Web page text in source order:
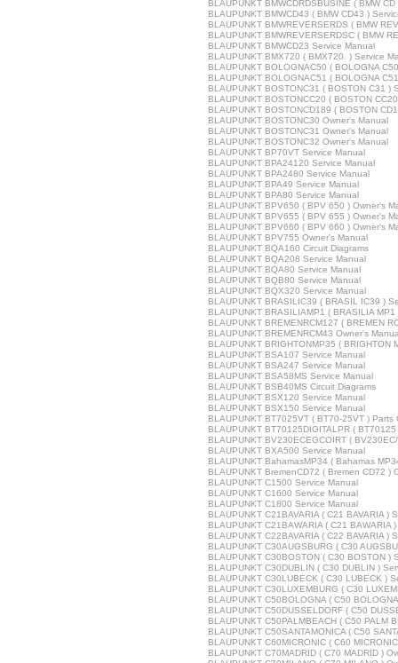
BLAUPUNKT BMWCDRDSBUSINE ( BMW
BLAUPUNKT BMWCD43 ( BMW CD43 )
BLAUPUNKT BMWREVERSERDS ( BMW
BLAUPUNKT BMWREVERSERDSC ( BMW
BLAUPUNKT BMWCD23 Service Manual
BLAUPUNKT BMX720 ( BMX720. ) Service
BLAUPUNKT BOLOGNAC50 ( BOLOGNA
BLAUPUNKT BOLOGNAC51 ( BOLOGNA
BLAUPUNKT BOSTONC31 ( BOSTON C31 )
BLAUPUNKT BOSTONCC20 ( BOSTON
BLAUPUNKT BOSTONCD189 ( BOSTON
BLAUPUNKT BOSTONC30 Owner's Manual
BLAUPUNKT BOSTONC31 Owner's Manual
BLAUPUNKT BOSTONC32 Owner's Manual
BLAUPUNKT BP70VT Service Manual
BLAUPUNKT BPA24120 Service Manual
BLAUPUNKT BPA2480 Service Manual
BLAUPUNKT BPA49 Service Manual
BLAUPUNKT BPA80 Service Manual
BLAUPUNKT BPV650 ( BPV 650 ) Owner's
BLAUPUNKT BPV655 ( BPV 655 ) Owner's
BLAUPUNKT BPV660 ( BPV 660 ) Owner's
BLAUPUNKT BPV755 Owner's Manual
BLAUPUNKT BQA160 Circuit Diagrams
BLAUPUNKT BQA208 Service Manual
BLAUPUNKT BQA80 Service Manual
BLAUPUNKT BQB80 Service Manual
BLAUPUNKT BQX320 Service Manual
BLAUPUNKT BRASILIC39 ( BRASIL IC39 )
BLAUPUNKT BRASILIAMP1 ( BRASILIA
BLAUPUNKT BREMENRCM127 ( BREMEN
BLAUPUNKT BREMENRCM43 Owner's
BLAUPUNKT BRIGHTONMP35 ( BRIGHTON
BLAUPUNKT BSA107 Service Manual
BLAUPUNKT BSA247 Service Manual
BLAUPUNKT BSA58MS Service Manual
BLAUPUNKT BSB40MS Circuit Diagrams
BLAUPUNKT BSX120 Service Manual
BLAUPUNKT BSX150 Service Manual
BLAUPUNKT BT7025VT ( BT70-25VT ) Parts
BLAUPUNKT BT70125DIGITALPR (
BLAUPUNKT BV230ECEGCOIRT (
BLAUPUNKT BXA500 Service Manual
BLAUPUNKT BahamasMP34 ( Bahamas
BLAUPUNKT BremenCD72 ( Bremen CD72 )
BLAUPUNKT C1500 Service Manual
BLAUPUNKT C1600 Service Manual
BLAUPUNKT C1800 Service Manual
BLAUPUNKT C21BAVARIA ( C21 BAVARIA )
BLAUPUNKT C21BAWARIA ( C21 BAWARIA
BLAUPUNKT C22BAVARIA ( C22 BAVARIA )
BLAUPUNKT C30AUGSBURG ( C30
BLAUPUNKT C30BOSTON ( C30 BOSTON )
BLAUPUNKT C30DUBLIN ( C30 DUBLIN )
BLAUPUNKT C30LUBECK ( C30 LUBECK )
BLAUPUNKT C30LUXEMBURG ( C30
BLAUPUNKT C50BOLOGNA ( C50
BLAUPUNKT C50DUSSELDORF ( C50
BLAUPUNKT C50PALMBEACH ( C50 PALM
BLAUPUNKT C50SANTAMONICA ( C50
BLAUPUNKT C60MICRONIC ( C60
BLAUPUNKT C70MADRID ( C70 MADRID )